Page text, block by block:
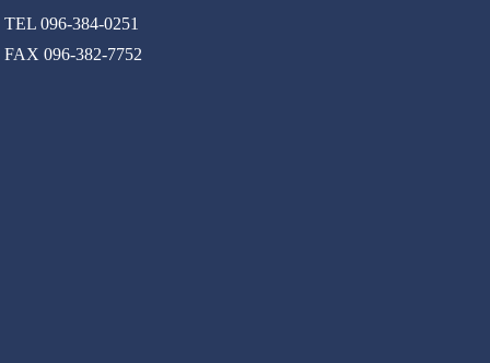
TEL 096-384-0251
FAX 096-382-7752